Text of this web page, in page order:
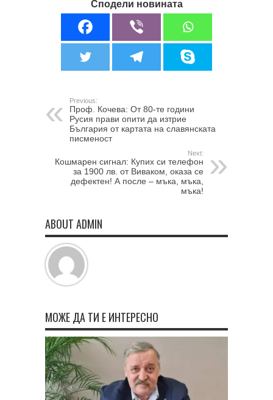
Сподели новината
Previous:
Проф. Кочева: От 80-те години
Русия прави опити да изтрие
България от картата на славянската
писменост
Next:
Кошмарен сигнал: Купих си телефон
за 1900 лв. от Виваком, оказа се
дефектен! А после – мъка, мъка,
мъка!
ABOUT ADMIN
МОЖЕ ДА ТИ Е ИНТЕРЕСНО